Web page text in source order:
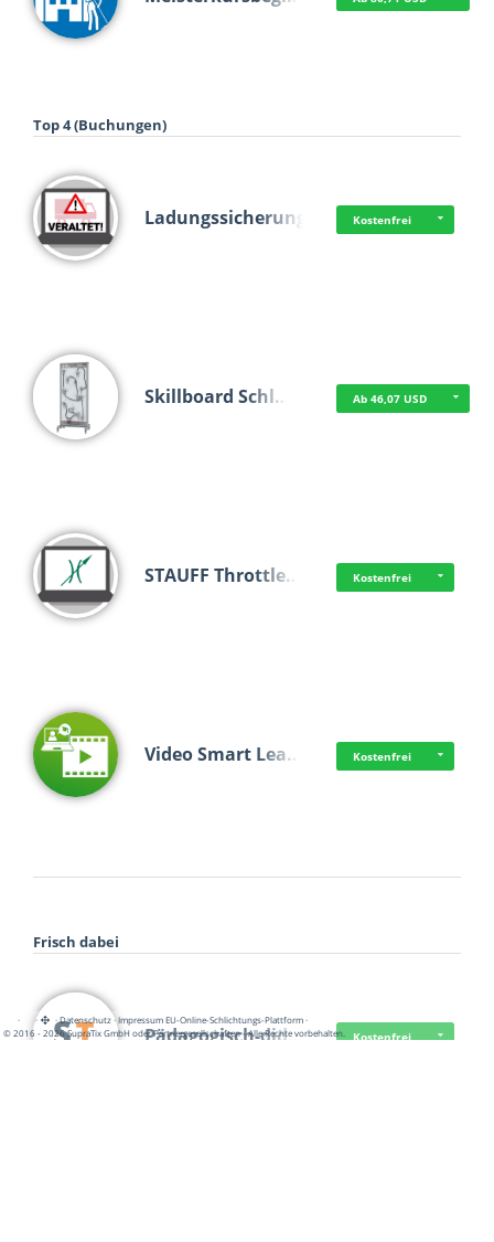
Top 4 (Buchungen)
Ladungssicherung Kostenfrei
Skillboard Schl… Ab 46,07 USD
STAUFF Throttle… Kostenfrei
Video Smart Lea… Kostenfrei
Frisch dabei
Pädagogisch-did… Kostenfrei
· · ·Datenschutz·Impressum EU-Online-Schlichtungs-Plattform·
© 2016 - 2026 SupraTix GmbH oder Partnergesellschaften - Alle Rechte vorbehalten.